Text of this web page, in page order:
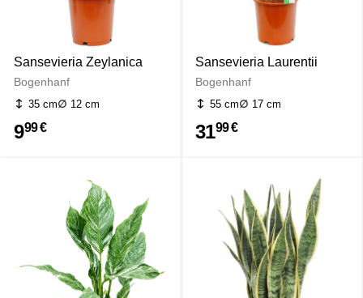
Sansevieria Zeylanica
Bogenhanf
35 cm 12 cm
999 €
Sansevieria Laurentii
Bogenhanf
55 cm 17 cm
3199 €